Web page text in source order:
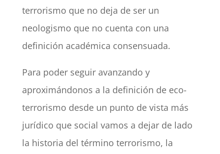
terrorismo que no deja de ser un
neologismo que no cuenta con una
definición académica consensuada.
Para poder seguir avanzando y
aproximándonos a la definición de eco-
terrorismo desde un punto de vista más
jurídico que social vamos a dejar de lado
la historia del término terrorismo, la